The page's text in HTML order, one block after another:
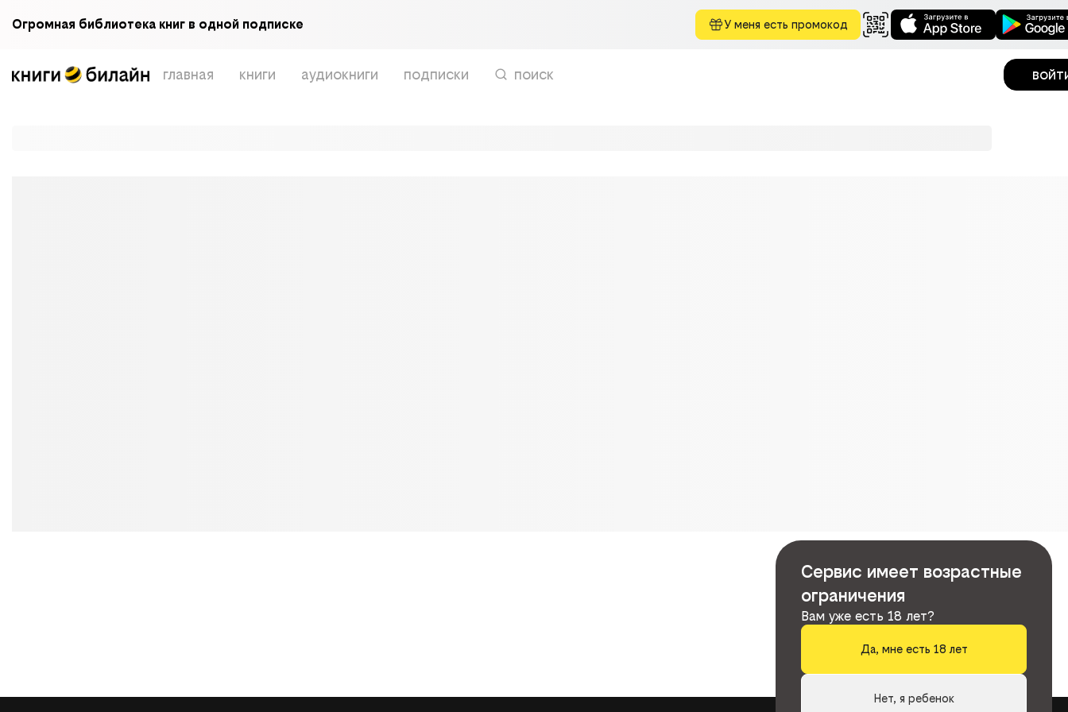
Огромная библиотека книг в одной подписке У меня есть промокод
главная книги аудиокниги подписки поиск
Сервис имеет возрастные
ограничения
Вам уже есть 18 лет?
Да, мне есть 18 лет
Нет, я ребенок